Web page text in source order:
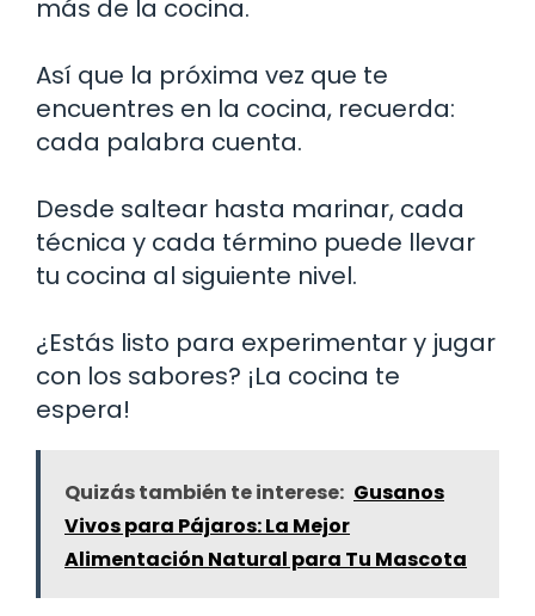
más de la cocina.
Así que la próxima vez que te
encuentres en la cocina, recuerda:
cada palabra cuenta.
Desde saltear hasta marinar, cada
técnica y cada término puede llevar
tu cocina al siguiente nivel.
¿Estás listo para experimentar y jugar
con los sabores? ¡La cocina te
espera!
Quizás también te interese: Gusanos
Vivos para Pájaros: La Mejor
Alimentación Natural para Tu Mascota